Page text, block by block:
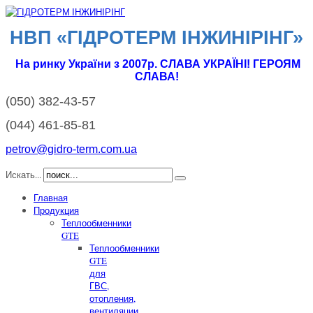
НВП «ГІДРОТЕРМ IНЖИНІРІНГ»
На ринку України з 2007р. СЛАВА УКРАЇНІ! ГЕРОЯМ
СЛАВА!
(050) 382-43-57
(044) 461-85-81
petrov@gidro-term.com.ua
Искать...
Главная
Продукция
Теплообменники
GTE
Теплообменники
GTE
для
ГВС,
отопления,